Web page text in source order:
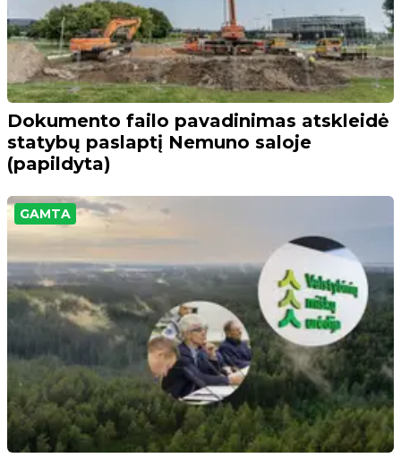
Dokumento failo pavadinimas atskleidė
statybų paslaptį Nemuno saloje
(papildyta)
GAMTA